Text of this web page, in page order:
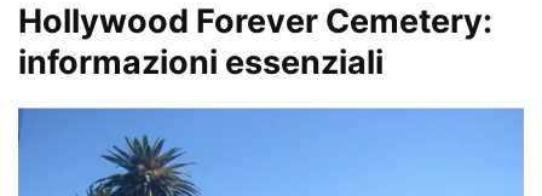
Hollywood Forever Cemetery:
informazioni essenziali